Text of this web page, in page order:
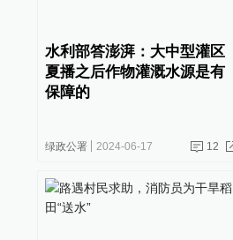
水利部答澎湃：大中型灌区
夏播之后作物灌溉水源是有
保障的
绿政公署 2024-06-17 12